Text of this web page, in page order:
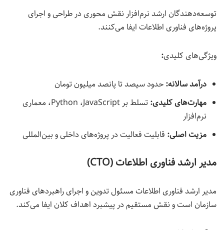
توسعه‌دهندگان ارشد نرم‌افزار نقش محوری در طراحی و اجرای
پروژه‌های فناوری اطلاعات ایفا می‌کنند.
ویژگی‌های کلیدی:
درآمد سالانه: حدود سیصد تا پانصد میلیون تومان
مهارت‌های کلیدی:
تسلط بر Python ،JavaScript، معماری
نرم‌افزار
مزیت اصلی: قابلیت فعالیت در پروژه‌های داخلی و بین‌المللی
مدیر ارشد فناوری اطلاعات (CTO)
مدیر ارشد فناوری اطلاعات مسئول تدوین و اجرای راهبردهای فناوری
سازمان است و نقش مستقیم در پیشبرد اهداف کلان ایفا می‌کند.